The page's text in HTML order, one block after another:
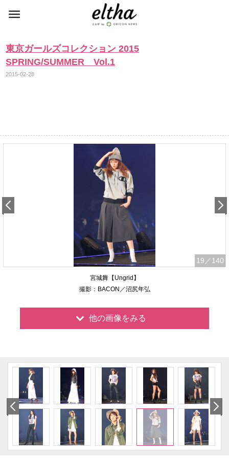
東京ガールズコレクション 2015
SPRING/SUMMER Vol.1
2015-02-28
19 ／140
宮城舞【Ungrid】
撮影：BACON／沼尻年弘
他の画像をみる